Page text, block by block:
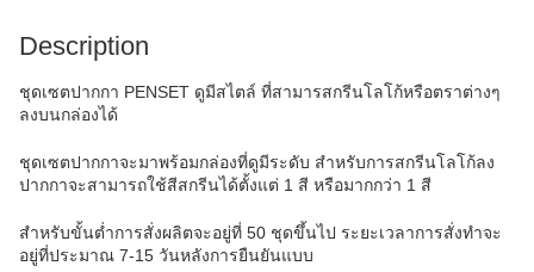
Description
ชุดเซตปากกา PENSET ดูมีสไตล์ ที่สามารสกรีนโลโก้หรือตราต่างๆ
ลงบนกล่องได้
ชุดเซตปากกาจะมาพร้อมกล่องที่ดูมีระดับ สำหรับการสกรีนโลโก้ลง
ปากกาจะสามารถใช้สีสกรีนได้ตั้งแต่ 1 สี หรือมากกว่า 1 สี
สำหรับขั้นต่ำการสั่งผลิตจะอยู่ที่ 50 ชุดขึ้นไป ระยะเวลาการสั่งทำจะ
อยู่ที่ประมาณ 7-15 วันหลังการยืนยันแบบ